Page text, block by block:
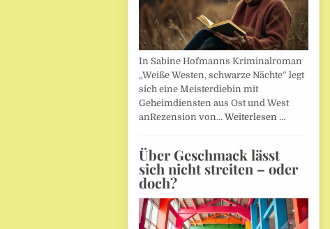
In Sabine Hofmanns Kriminalroman
„Weiße Westen, schwarze Nächte“ legt
sich eine Meisterdiebin mit
Geheimdiensten aus Ost und West
anRezension von… Weiterlesen …
Über Geschmack lässt
sich nicht streiten – oder
doch?